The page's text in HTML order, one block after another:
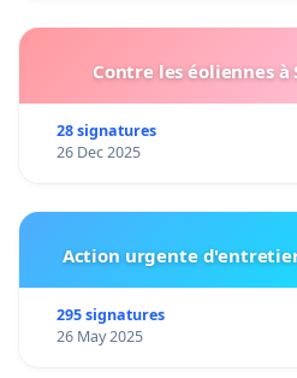
Contre les éoliennes
28 signatures
26 Dec 2025
Action urgente
295 signatures
26 May 2025